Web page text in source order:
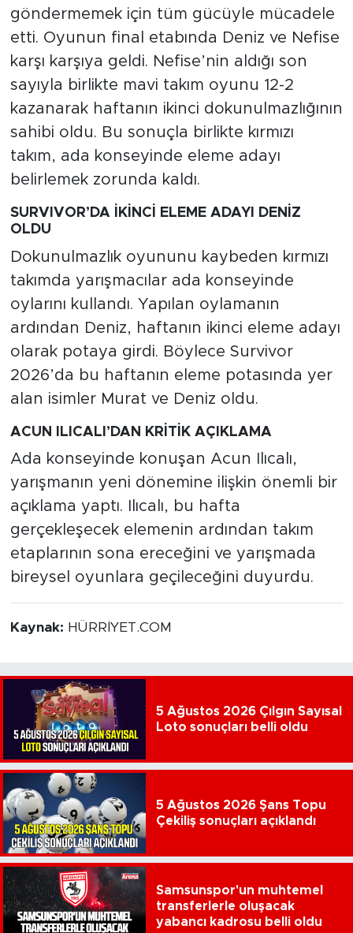
göndermemek için tüm gücüyle mücadele
etti. Oyunun final etabında Deniz ve Nefise
karşı karşıya geldi. Nefise’nin aldığı son
sayıyla birlikte mavi takım oyunu 12-2
kazanarak haftanın ikinci dokunulmazlığının
sahibi oldu. Bu sonuçla birlikte kırmızı
takım, ada konseyinde eleme adayı
belirlemek zorunda kaldı.
SURVIVOR’DA İKİNCİ ELEME ADAYI DENİZ
OLDU
Dokunulmazlık oyununu kaybeden kırmızı
takımda yarışmacılar ada konseyinde
oylarını kullandı. Yapılan oylamanın
ardından Deniz, haftanın ikinci eleme adayı
olarak potaya girdi. Böylece Survivor
2026’da bu haftanın eleme potasında yer
alan isimler Murat ve Deniz oldu.
ACUN ILICALI’DAN KRİTİK AÇIKLAMA
Ada konseyinde konuşan Acun Ilıcalı,
yarışmanın yeni dönemine ilişkin önemli bir
açıklama yaptı. Ilıcalı, bu hafta
gerçekleşecek elemenin ardından takım
etaplarının sona ereceğini ve yarışmada
bireysel oyunlara geçileceğini duyurdu.
Kaynak: HÜRRİYET.COM
5 Ağustos 2026 Çılgın Sayısal
Loto sonuçları belli oldu
5 Ağustos 2026 Şans Topu
Çekiliş sonuçları açıklandı
Samsunspor'un muhtemel
transferlerle oluşacak
yabancı kadrosu belli oldu